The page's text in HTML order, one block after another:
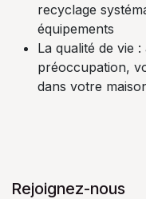
recyclage
équipements
La qualité de vie
préoccupation,
dans votre
Rejoignez-nous